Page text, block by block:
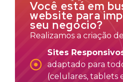
Você está em
website para
seu negócio?
Realizamos a criação
Sites
adaptado para
(celulares, tablets